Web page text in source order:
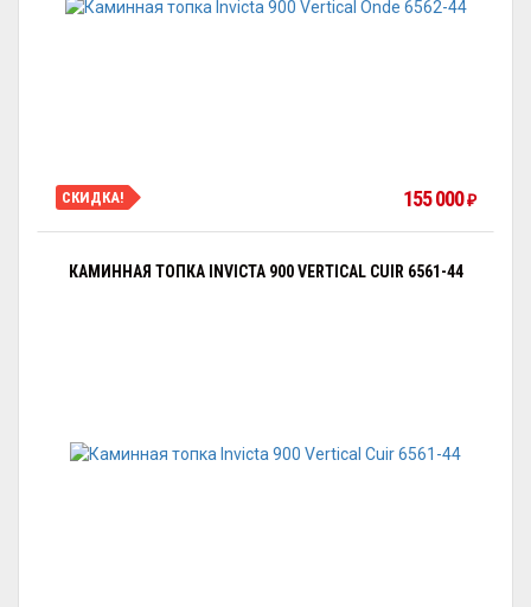
СКИДКА! 155 000₽
КАМИННАЯ ТОПКА INVICTA 900 VERTICAL CUIR 6561-44